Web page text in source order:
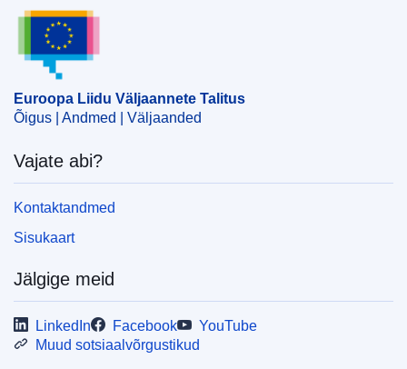
Euroopa Liidu Väljaannete Talitus
Euroopa Liidu Väljaannete Talitus
Õigus | Andmed | Väljaanded
Vajate abi?
Kontaktandmed
Sisukaart
Jälgige meid
LinkedIn Facebook
YouTube
Muud sotsiaalvõrgustikud